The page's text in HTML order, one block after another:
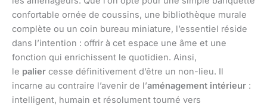
confortable ornée de coussins, une bibliothèque murale
complète ou un coin bureau miniature, l’essentiel réside
dans l’intention : offrir à cet espace une âme et une
fonction qui enrichissent le quotidien. Ainsi,
le palier cesse définitivement d’être un non-lieu. Il
incarne au contraire l’avenir de l’aménagement intérieur :
intelligent, humain et résolument tourné vers